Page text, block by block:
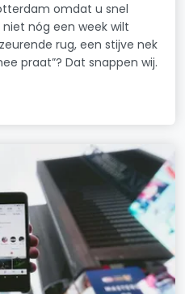
omdat u snel
nóg een week wilt
rug, een stijve nek
praat”? Dat snappen wij.